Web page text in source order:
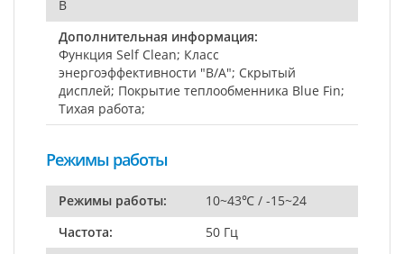
B
Дополнительная информация:
Функция Self Clean; Класс
энергоэффективности "B/A"; Скрытый
дисплей; Покрытие теплообменника Blue Fin;
Тихая работа;
Режимы работы
Режимы работы:
10~43℃ / -15~24
Частота:
50 Гц